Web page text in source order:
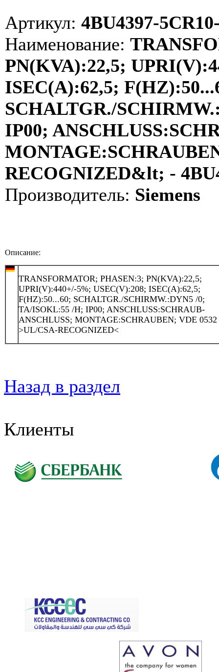
Артикул: 4BU4397-
Наименование:
PN(KVA):22,5;
ISEC(A):62,5;
SCHALTGR./
IP00;
RECOGNIZED&lt; -
Производитель: Siemens
Описание:
TRANSFORMATOR; PHASEN:3; PN(KVA):22,5;
UPRI(V):440+/-5%; USEC(V):208; ISEC(A):62,5;
F(HZ):50...60; SCHALTGR./SCHIRMW.:DYN5 /0;
TA/ISOKL:55 /H; IP00; ANSCHLUSS:SCHRAUB-
ANSCHLUSS; MONTAGE:SCHRAUBEN; VDE 0532
>UL/CSA-RECOGNIZED<
Назад в раздел
Клиенты